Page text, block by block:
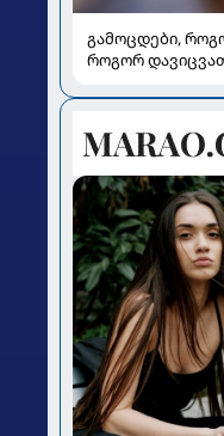
გამოცდები,
როგორ